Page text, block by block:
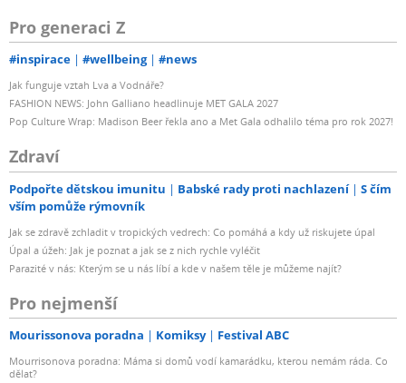
Pro generaci Z
#inspirace #wellbeing #news
Jak funguje vztah Lva a Vodnáře?
FASHION NEWS: John Galliano headlinuje MET GALA 2027
Pop Culture Wrap: Madison Beer řekla ano a Met Gala odhalilo téma pro rok 2027!
Zdraví
Podpořte dětskou imunitu Babské rady proti nachlazení
S čím
vším pomůže rýmovník
Jak se zdravě zchladit v tropických vedrech: Co pomáhá a kdy už riskujete úpal
Úpal a úžeh: Jak je poznat a jak se z nich rychle vyléčit
Parazité v nás: Kterým se u nás líbí a kde v našem těle je můžeme najít?
Pro nejmenší
Mourissonova poradna Komiksy Festival ABC
Mourrisonova poradna: Máma si domů vodí kamarádku, kterou nemám ráda. Co
dělat?